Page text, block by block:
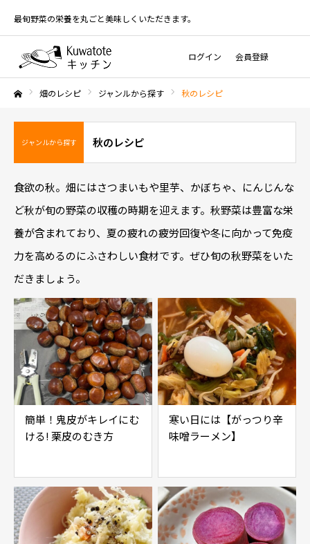
最旬野菜の栄養を丸ごと美味しくいただきます。
ログイン 会員登録
畑のレシピ ジャンルから探す 秋のレシピ
ジャンルから探す 秋のレシピ
食欲の秋。畑にはさつまいもや里芋、かぼちゃ、にんじんな
ど秋が旬の野菜の収穫の時期を迎えます。秋野菜は豊富な栄
養が含まれており、夏の疲れの疲労回復や冬に向かって免疫
力を高めるのにふさわしい食材です。ぜひ旬の秋野菜をいた
だきましょう。
簡単！鬼皮がキレイにむ
ける! 栗皮のむき方
寒い日には【がっつり辛
味噌ラーメン】